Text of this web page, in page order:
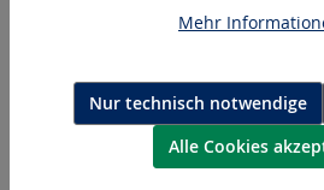
Mehr
Nur technisch notwendige
Alle Cookies